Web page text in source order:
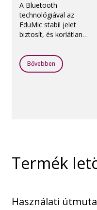
A Bluetooth
technológiával az
EduMic stabil jelet
biztosít, és korlátlan
csatlakozik. Az
akkumulátor
élettartama pedig akár
Bővebben
Termék
Használati